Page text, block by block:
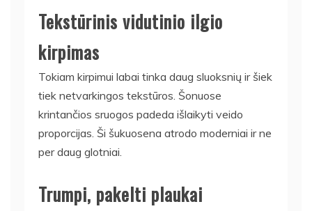
Tekstūrinis vidutinio ilgio
kirpimas
Tokiam kirpimui labai tinka daug sluoksnių ir šiek
tiek netvarkingos tekstūros. Šonuose
krintančios sruogos padeda išlaikyti veido
proporcijas. Ši šukuosena atrodo moderniai ir ne
per daug glotniai.
Trumpi, pakelti plaukai